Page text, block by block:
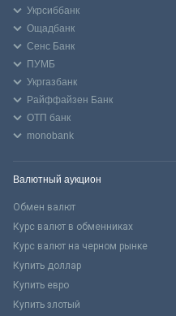
Укрсиббанк
Ощадбанк
Сенс Банк
ПУМБ
Укргазбанк
Райффайзен Банк
ОТП банк
monobank
Валютный аукцион
Обмен валют
Курс валют в обменниках
Курс валют на черном рынке
Купить доллар
Купить евро
Купить злотый